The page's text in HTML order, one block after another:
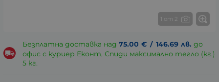
1 от 2
Безплатна доставка над 75.00 € / 146.69 лв. до
офис с куриер Еконт, Спиди максимално тегло (кг.)
5 кг.